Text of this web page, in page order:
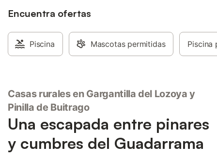
Encuentra ofertas
Piscina Mascotas permitidas Piscina
Casas rurales en Gargantilla del Lozoya y
Pinilla de Buitrago
Una escapada entre pinares
y cumbres del Guadarrama